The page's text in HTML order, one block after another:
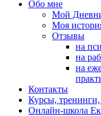
Обо мне
Мой
Моя
Отзывы
на
на
на
Контакты
Курсы,
Онлайн-школа